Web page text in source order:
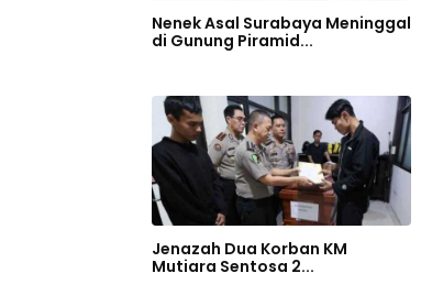
Nenek Asal Surabaya Meninggal
di Gunung Piramid...
Jenazah Dua Korban KM
Mutiara Sentosa 2...